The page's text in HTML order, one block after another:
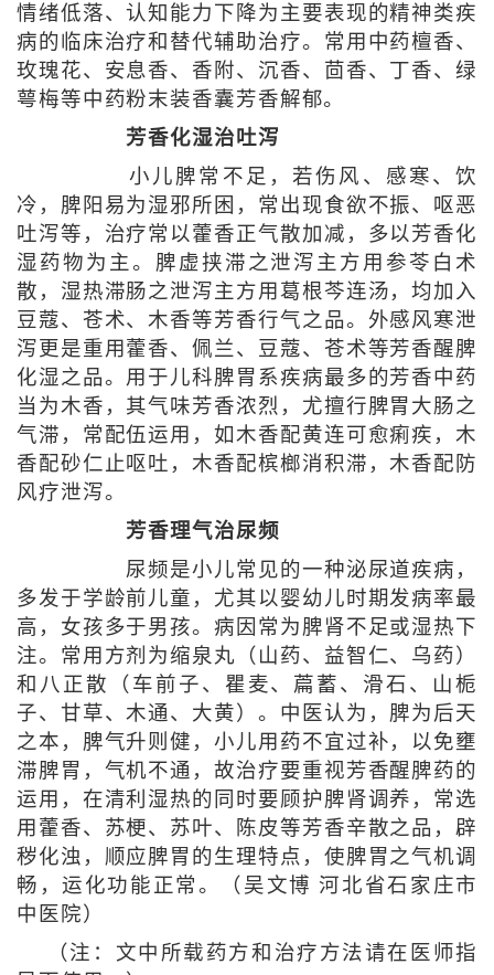
情绪低落、认知能力下降为主要表现的精神类疾
病的临床治疗和替代辅助治疗。常用中药檀香、
玫瑰花、安息香、香附、沉香、茴香、丁香、绿
萼梅等中药粉末装香囊芳香解郁。
芳香化湿治吐泻
小儿脾常不足，若伤风、感寒、饮
冷，脾阳易为湿邪所困，常出现食欲不振、呕恶
吐泻等，治疗常以藿香正气散加减，多以芳香化
湿药物为主。脾虚挟滞之泄泻主方用参苓白术
散，湿热滞肠之泄泻主方用葛根芩连汤，均加入
豆蔻、苍术、木香等芳香行气之品。外感风寒泄
泻更是重用藿香、佩兰、豆蔻、苍术等芳香醒脾
化湿之品。用于儿科脾胃系疾病最多的芳香中药
当为木香，其气味芳香浓烈，尤擅行脾胃大肠之
气滞，常配伍运用，如木香配黄连可愈痢疾，木
香配砂仁止呕吐，木香配槟榔消积滞，木香配防
风疗泄泻。
芳香理气治尿频
尿频是小儿常见的一种泌尿道疾病，
多发于学龄前儿童，尤其以婴幼儿时期发病率最
高，女孩多于男孩。病因常为脾肾不足或湿热下
注。常用方剂为缩泉丸（山药、益智仁、乌药）
和八正散（车前子、瞿麦、萹蓄、滑石、山栀
子、甘草、木通、大黄）。中医认为，脾为后天
之本，脾气升则健，小儿用药不宜过补，以免壅
滞脾胃，气机不通，故治疗要重视芳香醒脾药的
运用，在清利湿热的同时要顾护脾肾调养，常选
用藿香、苏梗、苏叶、陈皮等芳香辛散之品，辟
秽化浊，顺应脾胃的生理特点，使脾胃之气机调
畅，运化功能正常。（吴文博 河北省石家庄市
中医院）
（注：文中所载药方和治疗方法请在医师指